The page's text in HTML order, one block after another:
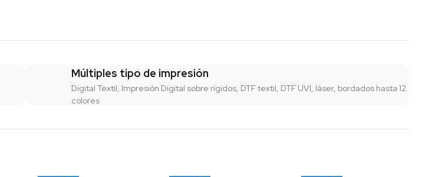
Múltiples tipo de impresión
Digital Textil, Impresión Digital sobre rígidos, DTF textil, DTF UVI, láser, bordados hasta 12
colores